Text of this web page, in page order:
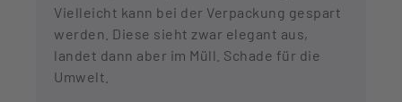
Vielleicht kann bei der Verpackung gespart
werden. Diese sieht zwar elegant aus,
landet dann aber im Müll. Schade für die
Umwelt.